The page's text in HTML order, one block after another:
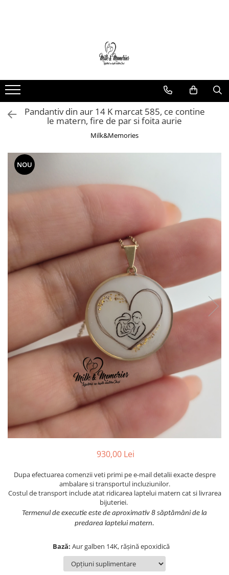
Brățări argint
Brățări șnur
Charm-uri
Cercei argint
Inele
Inele argint
Pandantive argint
Vouchere Cadou
Seturi bijuterii
Seturi din argint
Seturi din aur
Pandantiv din aur 14 K marcat 585, ce contine
le matern, fire de par si foita aurie
Milk&Memories
NOU
930,00 Lei
Dupa efectuarea comenzii veti primi pe e-mail detalii exacte despre
ambalare si transportul incluziunilor.
Costul de transport include atat ridicarea laptelui matern cat si livrarea
bijuteriei.
Termenul de executie este de aproximativ 8 săptămâni de la
predarea laptelui matern.
Bază: Aur galben 14K, rășină epoxidică